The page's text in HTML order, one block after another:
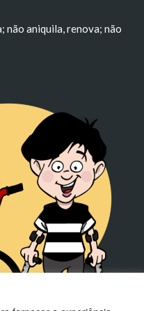
não aniquila, renova; não